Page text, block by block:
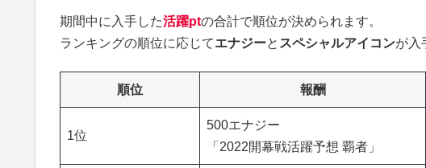
期間中に入手した活躍ptの合計で順位が決められます。
ランキングの順位に応じてエナジーと スペシャルアイコンが入
順位 報酬
1位
500エナジー
「2022開幕戦活躍予想 覇者」